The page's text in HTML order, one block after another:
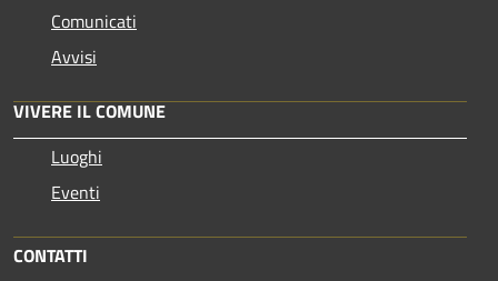
Comunicati
Avvisi
VIVERE IL COMUNE
Luoghi
Eventi
CONTATTI